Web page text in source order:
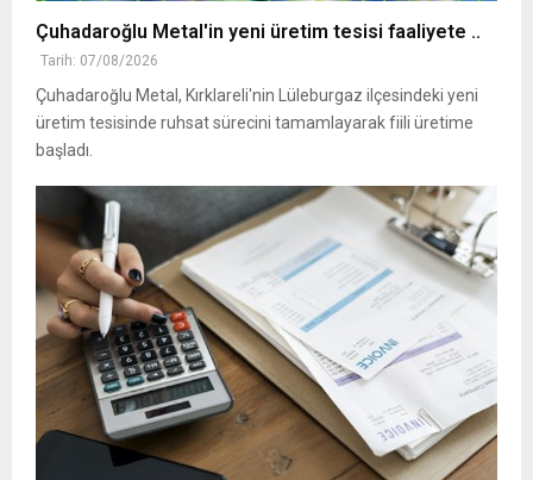
Çuhadaroğlu Metal'in yeni üretim tesisi faaliyete ..
Tarih: 07/08/2026
Çuhadaroğlu Metal, Kırklareli'nin Lüleburgaz ilçesindeki yeni
üretim tesisinde ruhsat sürecini tamamlayarak fiili üretime
başladı.